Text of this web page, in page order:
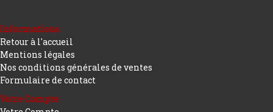
Informations
Retour à l'accueil
Mentions légales
Nos conditions générales de ventes
Formulaire de contact
Votre Compte